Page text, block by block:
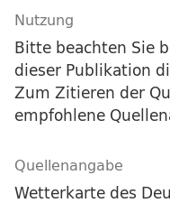
Nutzung
Bitte beachten Sie
dieser Publikation
Zum Zitieren der
empfohlene
Quellenangabe
Wetterkarte des